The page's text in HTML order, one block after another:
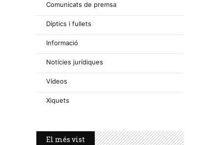
Comunicats de premsa
Díptics i fullets
Informació
Notícies jurídiques
Vídeos
Xiquets
El més vist